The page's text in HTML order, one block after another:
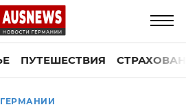
ПУТЕШЕСТВИЯ